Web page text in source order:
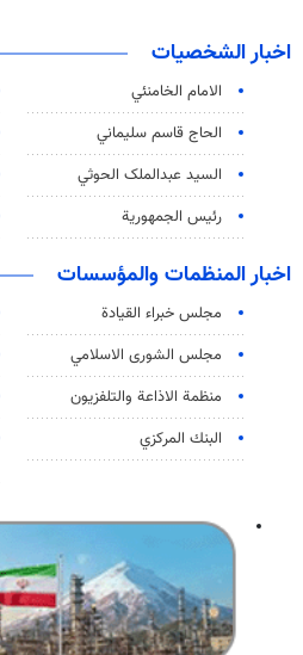
اخبار الشخصيات
الامام الخامنئي
الحاج قاسم سليماني
السید عبدالملک الحوثي
رئيس الجمهورية
اخبار المنظمات والمؤسسات
مجلس خبراء القيادة
مجلس الشورى الاسلامي
منظمة الاذاعة والتلفزیون
البنك المركزي